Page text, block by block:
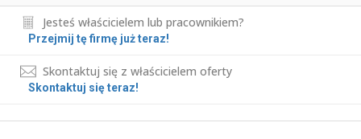
Jesteś właścicielem lub pracownikiem?
Przejmij tę firmę już teraz!
Skontaktuj się z właścicielem oferty
Skontaktuj się teraz!